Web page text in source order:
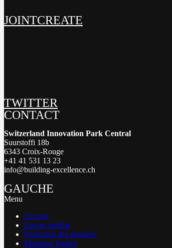
JOINTCREATE
TWITTER
CONTACT
Switzerland Innovation Park Central
Suurstoffi 18b
6343 Croix-Rouge
+41 41 531 13 23
info@building-excellence.ch
GAUCHE
Menu
Accueil
Espace médias
Protection des données
Mentions légales